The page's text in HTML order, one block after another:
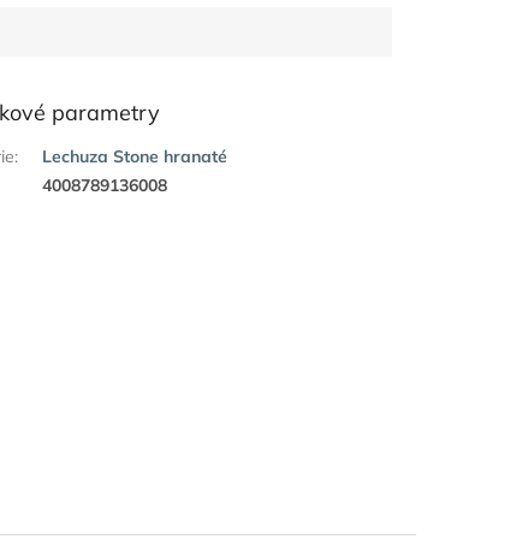
parametry
:
Lechuza Stone hranaté
4008789136008